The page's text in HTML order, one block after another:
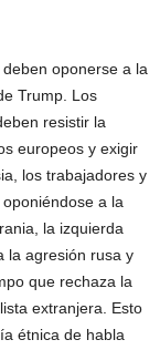
oponerse a la
Trump. Los
resistir la
europeos y exigir
los trabajadores y
a la
la izquierda
la agresión rusa y
que rechaza la
extranjera. Esto
étnica de habla